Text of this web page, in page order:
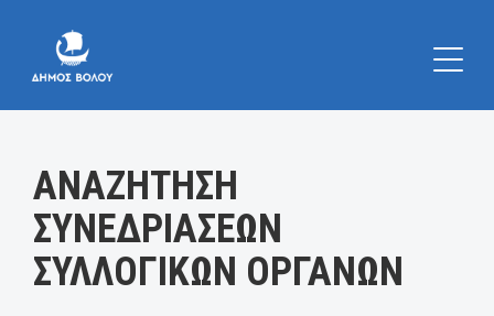
ΑΝΑΖΗΤΗΣΗ
ΣΥΝΕΔΡΙΑΣΕΩΝ
ΣΥΛΛΟΓΙΚΩΝ ΟΡΓΑΝΩΝ